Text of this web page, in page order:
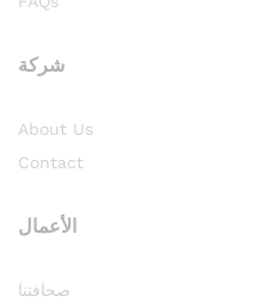
شركة
About Us
Contact
الأعمال
صحافتنا